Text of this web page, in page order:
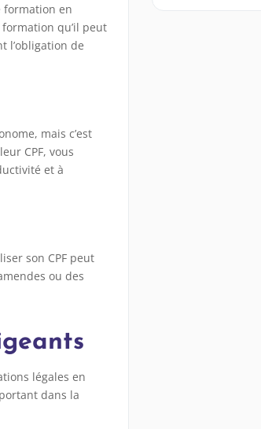
formation en
qu’il peut
l’obligation de
mais c’est
CPF, vous
et à
son CPF peut
ou des
légales en
dans la